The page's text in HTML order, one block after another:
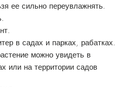
ее сильно переувлажнять.
в садах и парках, рабатках.
можно увидеть в
или на территории садов